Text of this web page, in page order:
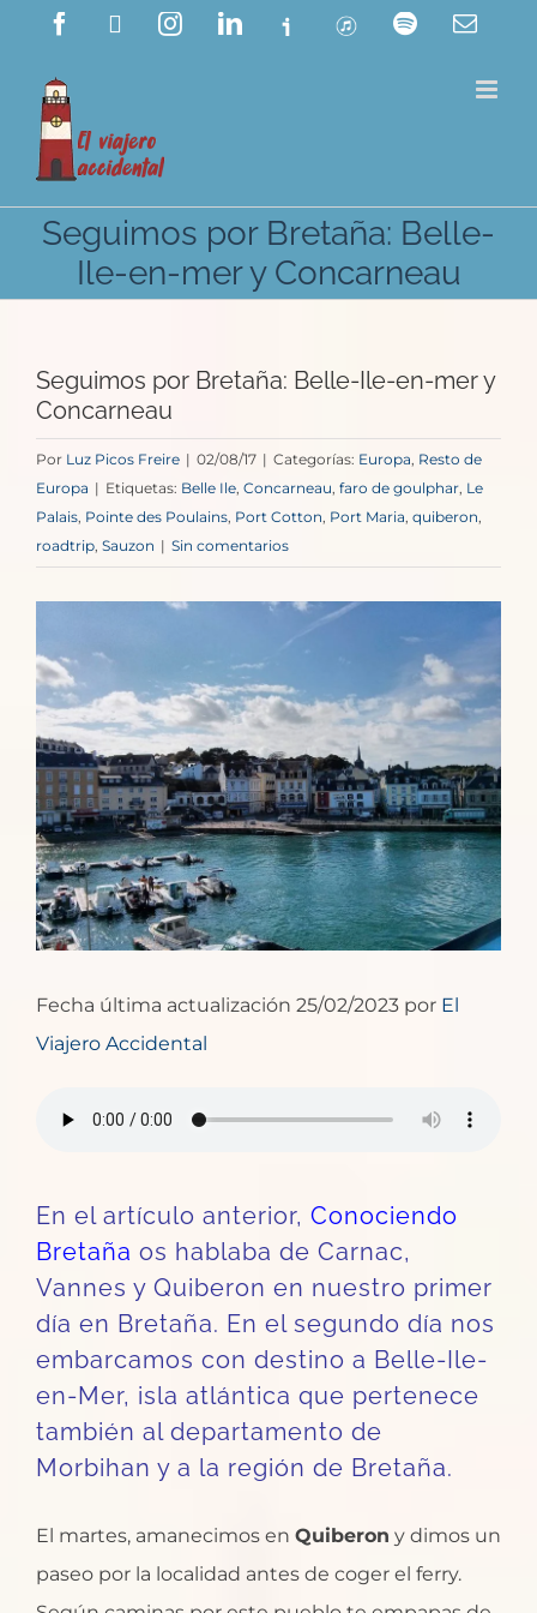
contenido
Facebook InstagramLinkedIn
Ivoox ITunes Spotify
Seguimos por Bretaña: Belle-
Ile-en-mer y Concarneau
Seguimos por Bretaña: Belle-Ile-en-mer y
Concarneau
Por Luz Picos Freire | 02/08/17 | Categorías: Europa, Resto de
Europa | Etiquetas: Belle Ile, Concarneau, faro de goulphar, Le
Palais, Pointe des Poulains, Port Cotton, Port Maria, quiberon,
roadtrip, Sauzon | Sin comentarios
imagen
más
grande
Fecha última actualización 25/02/2023 por El
Viajero Accidental
En el artículo anterior, Conociendo
Bretaña os hablaba de Carnac,
Vannes y Quiberon en nuestro primer
día en Bretaña. En el segundo día nos
embarcamos con destino a Belle-Ile-
en-Mer, isla atlántica que pertenece
también al departamento de
Morbihan y a la región de Bretaña.
El martes, amanecimos en Quiberon y dimos un
paseo por la localidad antes de coger el ferry.